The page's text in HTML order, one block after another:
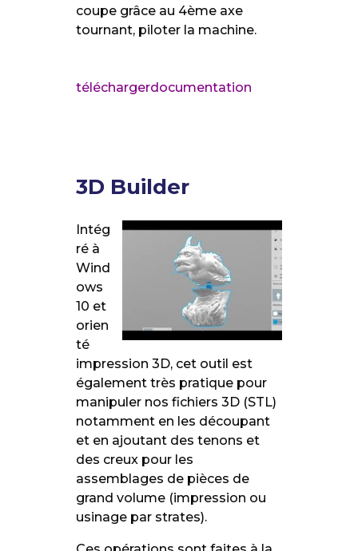
coupe grâce au 4ème axe
tournant, piloter la machine.
téléchargerdocumentation
3D Builder
Intég
ré à
Wind
ows
10 et
orien
té
impression 3D, cet outil est
également très pratique pour
manipuler nos fichiers 3D (STL)
notamment en les découpant
et en ajoutant des tenons et
des creux pour les
assemblages de pièces de
grand volume (impression ou
usinage par strates).